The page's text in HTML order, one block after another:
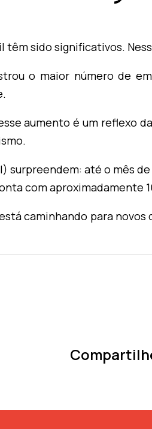
sido significativos.
o maior número de
aumento é um reflexo
surpreendem: até o mês
com aproximadamente
caminhando para